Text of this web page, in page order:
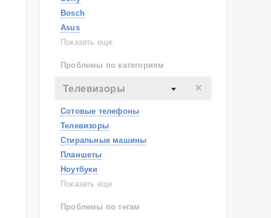
Bosch
Asus
Lenovo
Apple
Indesit
Показать еще
Проблемы по категориям
Телевизоры
Сотовые телефоны
Телевизоры
Стиральные машины
Планшеты
Ноутбуки
Холодильники
Посудомоечные машины
Показать еще
Проблемы по тегам